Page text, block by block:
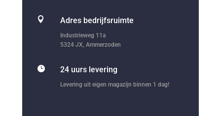
 Adres bedrijfsruimte
Industrieweg 11a
5324 JX, Ammerzoden
 24 uurs levering
Levering uit eigen magazijn binnen 1 dag!